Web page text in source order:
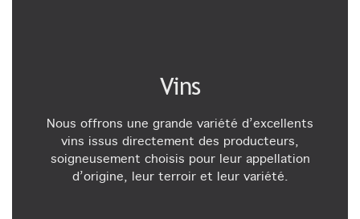
Vins
Nous offrons une grande variété d’excellents
vins issus directement des producteurs,
soigneusement choisis pour leur appellation
d’origine, leur terroir et leur variété.